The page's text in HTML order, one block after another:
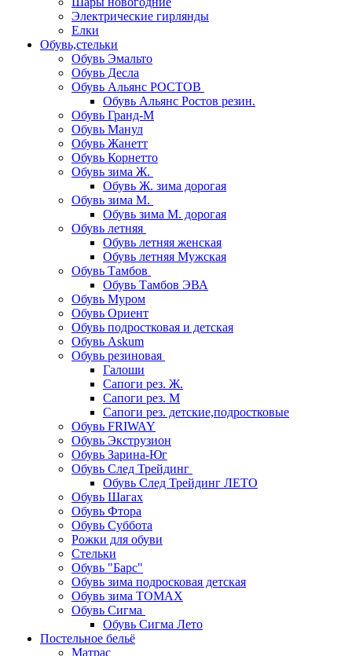
Электрические гирлянды
Елки
Обувь,стельки
Обувь Эмальто
Обувь Десла
Обувь Альянс РОСТОВ
Обувь Альянс Ростов резин.
Обувь Гранд-М
Обувь Манул
Обувь Жанетт
Обувь Корнетто
Обувь зима Ж.
Обувь Ж. зима дорогая
Обувь зима М.
Обувь зима М. дорогая
Обувь летняя
Обувь летняя женская
Обувь летняя Мужская
Обувь Тамбов
Обувь Тамбов ЭВА
Обувь Муром
Обувь Ориент
Обувь подростковая и детская
Обувь Askum
Обувь резиновая
Галоши
Сапоги рез. Ж.
Сапоги рез. М
Сапоги рез. детские,подростковые
Обувь FRIWAY
Обувь Экструзион
Обувь Зарина-Юг
Обувь След Трейдинг
Обувь След Трейдинг ЛЕТО
Обувь Шагах
Обувь Фтора
Обувь Суббота
Рожки для обуви
Стельки
Обувь "Барс"
Обувь зима подросковая детская
Обувь зима ТОМАХ
Обувь Сигма
Обувь Сигма Лето
Постельное бельё
Матрас